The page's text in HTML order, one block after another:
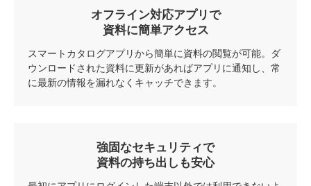
オフライン対応アプリで
資料に簡単アクセス
スマートカタログアプリから簡単に資料の閲覧が可能。ダ
ウンロードされた資料に更新があればアプリに通知し、常
に最新の情報を漏れなくキャッチできます。
強固なセキュリティで
資料の持ち出しも安心